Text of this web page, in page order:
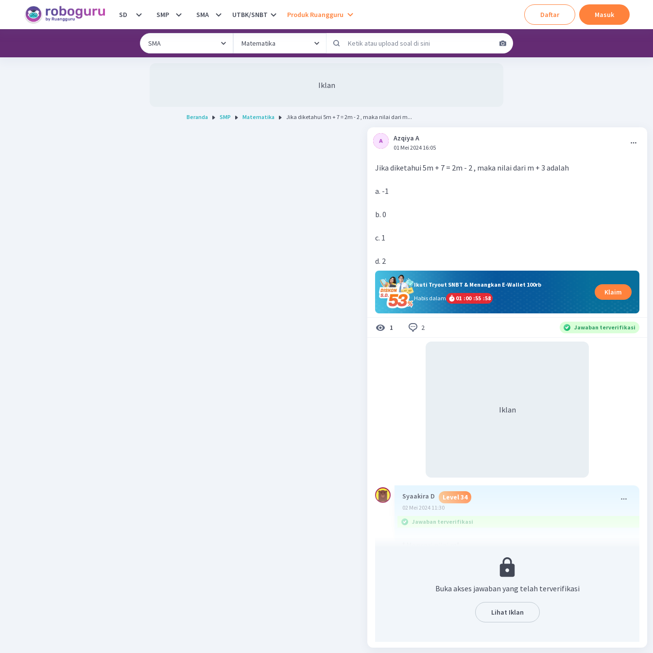
SD SMP SMA UTBK/SNBT Produk Ruangguru Daftar Masuk
Iklan
Beranda SMP Matematika Jika diketahui 5m + 7 = 2m - 2 , maka nilai dari m...
Azqiya A
01 Mei 2024 16:05
Jika diketahui 5m + 7 = 2m - 2 , maka nilai dari m + 3 adalah
a. -1
b. 0
c. 1
d. 2
Ikuti Tryout SNBT & Menangkan E-Wallet 100rb
Habis dalam
01 :00 :55 :57
Klaim
1 2 Jawaban terverifikasi
Iklan
Syaakira D Level 34
02 Mei 2024 11:30
Jawaban terverifikasi
5m - 2m = (-2) - 7 >>>pindah ruas, yang sebelumnya plus begitu
pindah ruas maka akan menjadi minus, begitupun sebaliknya
m = -9/3 >>>pindah ruas
Buka akses jawaban yang telah terverifikasi
Lihat Iklan